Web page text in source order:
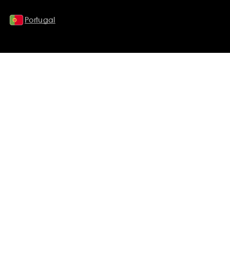
Portugal